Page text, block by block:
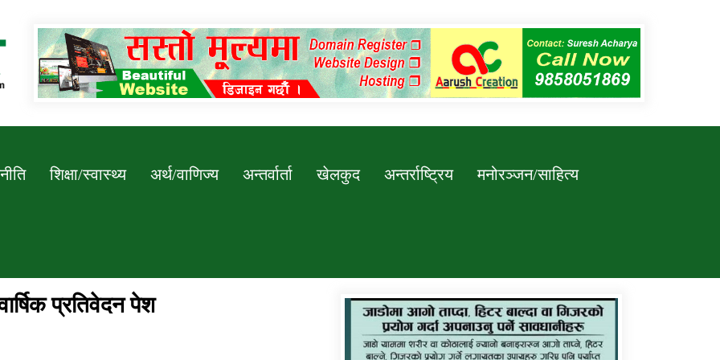
Newssarokar
शिक्षा/स्वास्थ्य अर्थ/वाणिज्य अन्तर्वार्ता खेलकुद अन्तर्राष्ट्रिय मनोरञ्जन/साहित्य
कर्णाली प्रविधि शिक्षालय जुम्लाको सुचना
प्रतिवेदन पेश